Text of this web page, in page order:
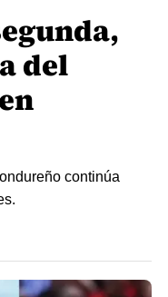
del
continúa